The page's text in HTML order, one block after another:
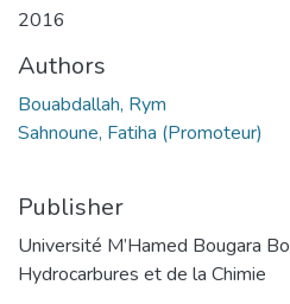
2016
Authors
Bouabdallah, Rym
Sahnoune, Fatiha (Promoteur)
Publisher
Université M’Hamed Bougara
Hydrocarbures et de la Chimie